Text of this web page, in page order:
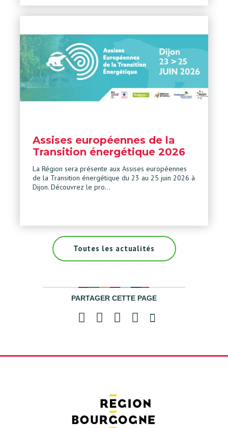
Assises européennes de la
Transition énergétique 2026
La Région sera présente aux Assises européennes
de la Transition énergétique du 23 au 25 juin 2026 à
Dijon. Découvrez le pro…
Toutes les actualités
PARTAGER CETTE PAGE